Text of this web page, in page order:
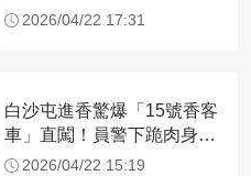
32.1萬創新高
2026/04/22 17:31
白沙屯進香驚爆「15號香客
車」直闖！員警下跪肉身擋
車：讓行人先過
2026/04/22 15:19